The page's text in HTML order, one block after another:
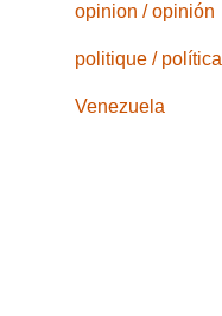
opinion / opinión
politique / política
Venezuela